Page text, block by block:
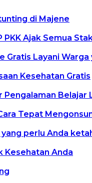
di Majene
PKK Ajak Semua
Gratis Layani Warga
Kesehatan Gratis
Pengalaman
Tepat
perlu Anda
Kesehatan Anda